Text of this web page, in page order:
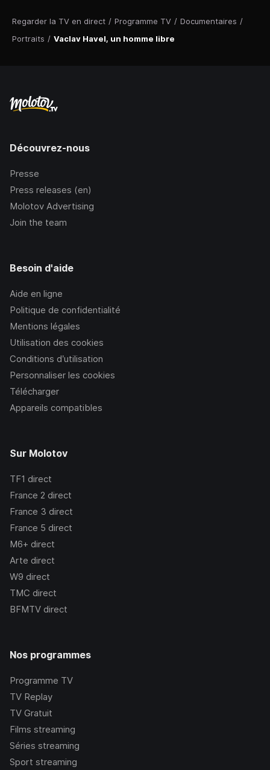
Regarder la TV en direct / Programme TV / Documentaires /
Portraits / Vaclav Havel, un homme libre
Découvrez-nous
Presse
Press releases (en)
Molotov Advertising
Join the team
Besoin d'aide
Aide en ligne
Politique de confidentialité
Mentions légales
Utilisation des cookies
Conditions d’utilisation
Personnaliser les cookies
Télécharger
Appareils compatibles
Sur Molotov
TF1 direct
France 2 direct
France 3 direct
France 5 direct
M6+ direct
Arte direct
W9 direct
TMC direct
BFMTV direct
Nos programmes
Programme TV
TV Replay
TV Gratuit
Films streaming
Séries streaming
Sport streaming